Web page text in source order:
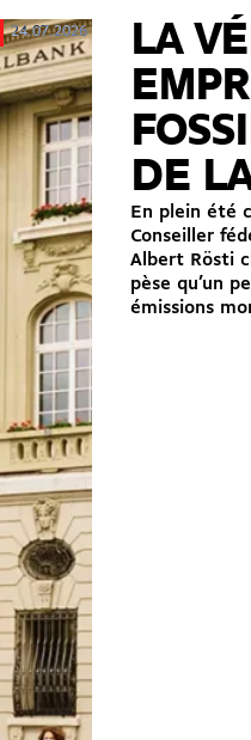
24.07.2026
LA
DE
En plein été
Conseiller
Albert Rösti
pèse qu’un
émissions